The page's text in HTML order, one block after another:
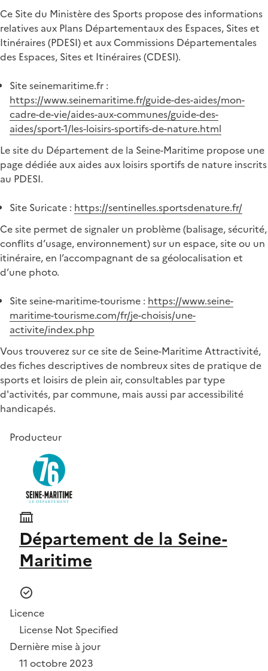
Ce Site du Ministère des Sports propose des informations
relatives aux Plans Départementaux des Espaces, Sites et
Itinéraires (PDESI) et aux Commissions Départementales
des Espaces, Sites et Itinéraires (CDESI).
Site seinemaritime.fr :
https://www.seinemaritime.fr/guide-des-aides/mon-
cadre-de-vie/aides-aux-communes/guide-des-
aides/sport-1/les-loisirs-sportifs-de-nature.html
Le site du Département de la Seine-Maritime propose une
page dédiée aux aides aux loisirs sportifs de nature inscrits
au PDESI.
Site Suricate : https://sentinelles.sportsdenature.fr/
Ce site permet de signaler un problème (balisage, sécurité,
conflits d’usage, environnement) sur un espace, site ou un
itinéraire, en l’accompagnant de sa géolocalisation et
d’une photo.
Site seine-maritime-tourisme : https://www.seine-
maritime-tourisme.com/fr/je-choisis/une-
activite/index.php
Vous trouverez sur ce site de Seine-Maritime Attractivité,
des fiches descriptives de nombreux sites de pratique de
sports et loisirs de plein air, consultables par type
d'activités, par commune, mais aussi par accessibilité
handicapés.
Producteur
Département de la Seine-
Maritime
Licence
License Not Specified
Dernière mise à jour
11 octobre 2023